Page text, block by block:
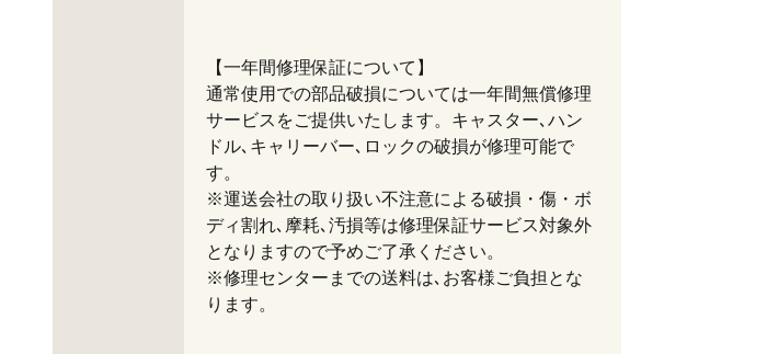
【一年間修理保証について】
通常使用での部品破損については一年間無償修理
サービスをご提供いたします。キャスター､ハン
ドル､キャリーバー､ロックの破損が修理可能で
す。
※運送会社の取り扱い不注意による破損・傷・ボ
ディ割れ､摩耗､汚損等は修理保証サービス対象外
となりますので予めご了承ください。
※修理センターまでの送料は､お客様ご負担とな
ります。